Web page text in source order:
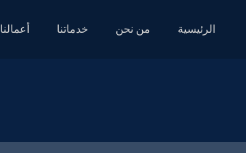
الرئيسية من نحن خدماتنا أعمالنا